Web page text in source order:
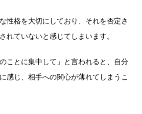
性格を大切にしており、それを否定さ
れていないと感じてしまいます。
ことに集中して」と言われると、自分
感じ、相手への関心が薄れてしまうこ